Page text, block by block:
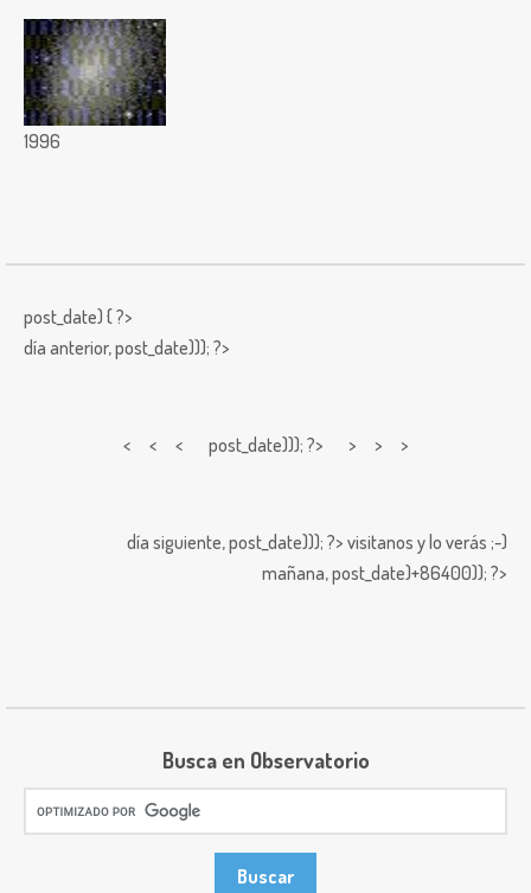
1996
post_date) { ?>
día anterior,post_date))); ?>
< < < post_date))); ?> > > >
día siguiente,post_date))); ?> visitanos y lo verás ;-)
mañana,post_date)+86400)); ?>
Busca en Observatorio